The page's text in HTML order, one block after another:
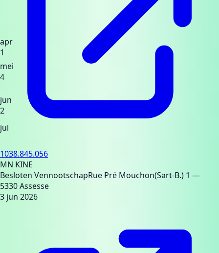
apr
1
mei
4
jun
2
jul
1038.845.056
MN KINE
Besloten VennootschapRue Pré Mouchon(Sart-B.) 1 —
5330 Assesse
3 jun 2026